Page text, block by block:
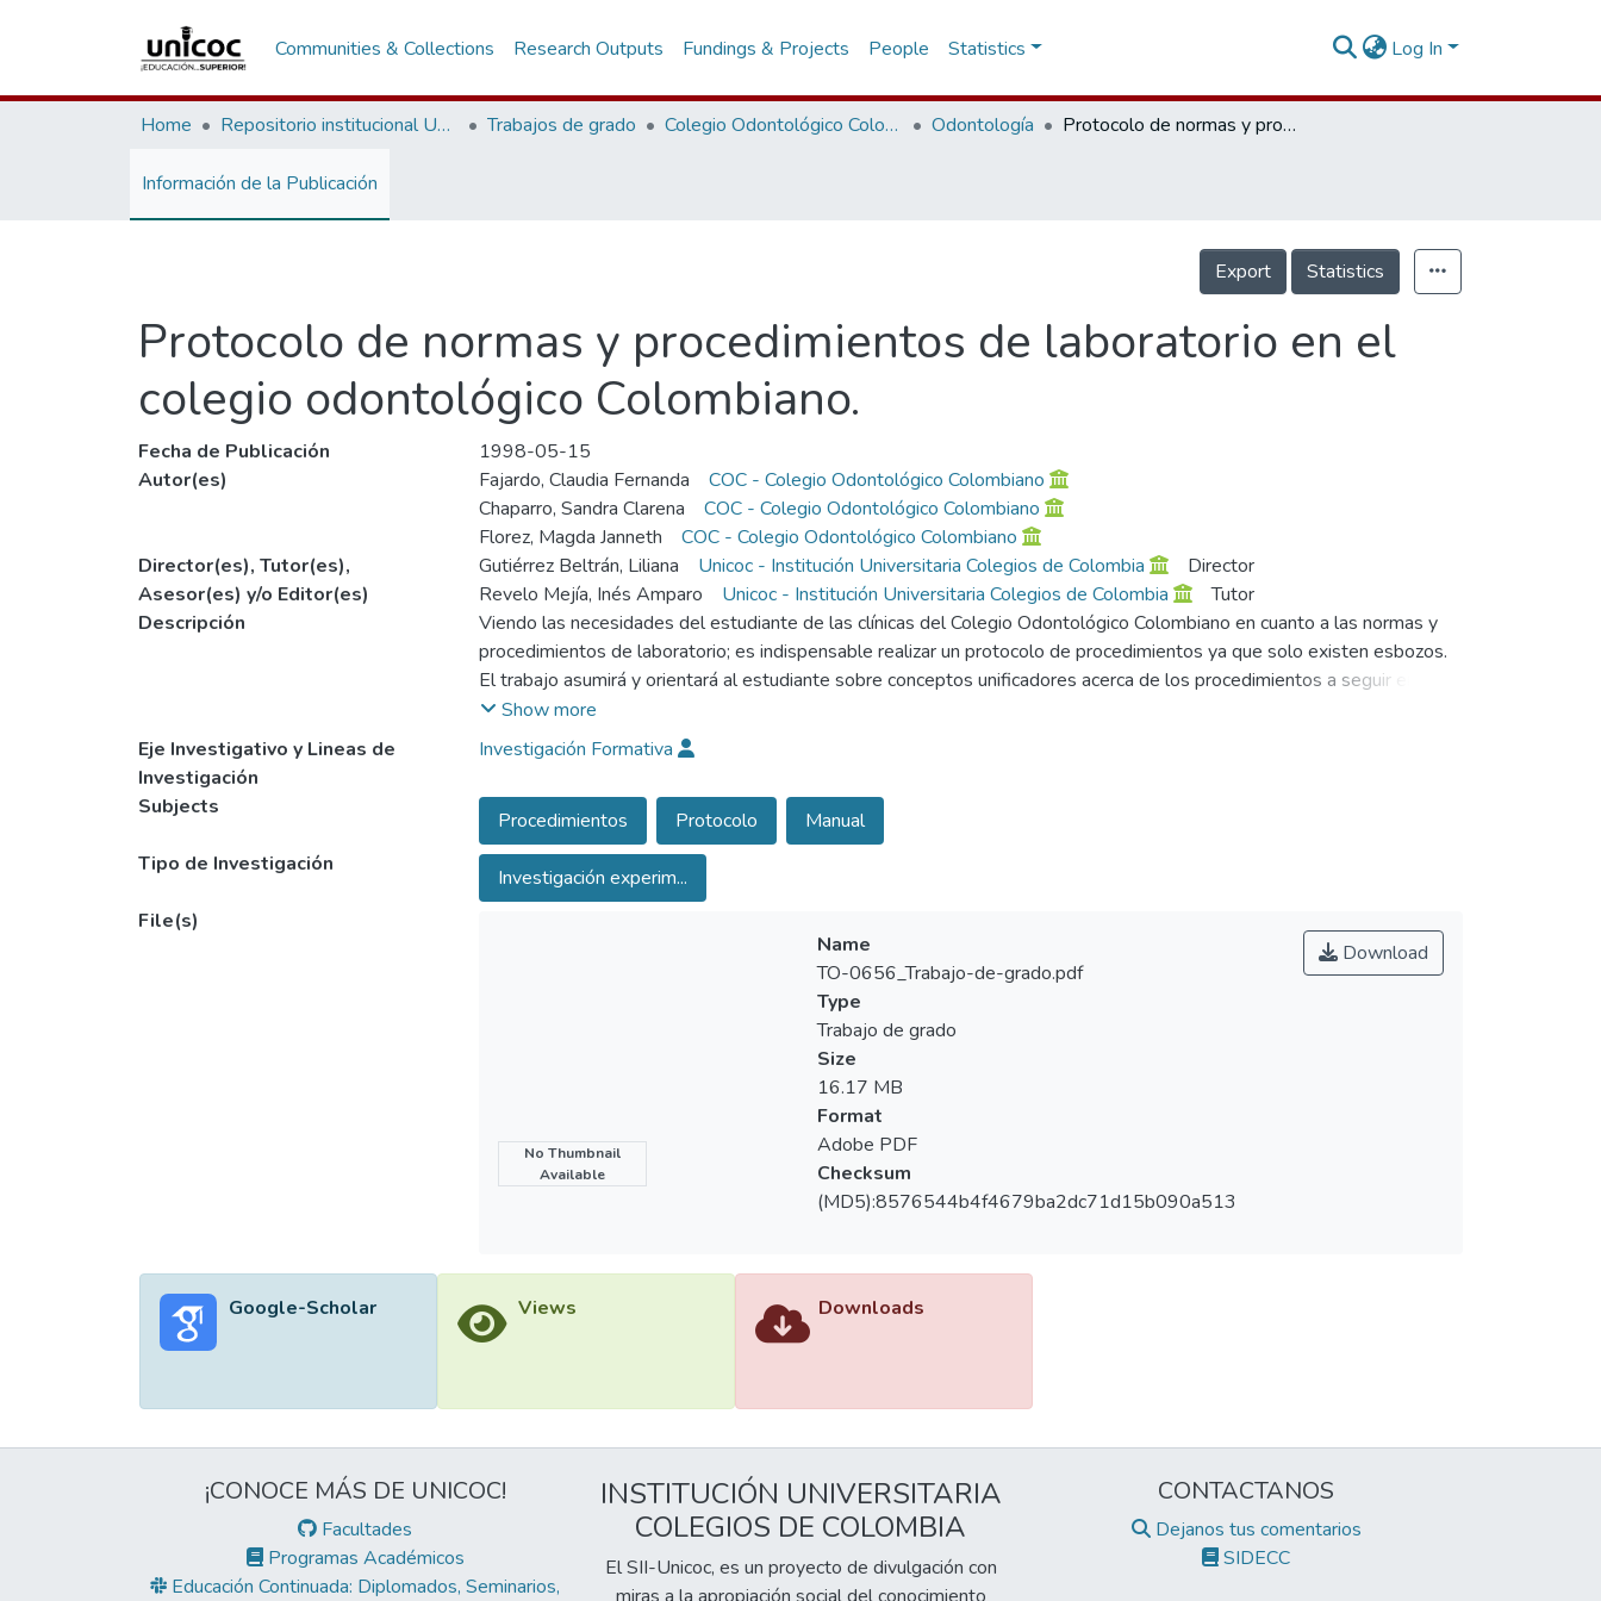
Communities & Collections Research Outputs Fundings & Projects People Statistics Log In
Home Repositorio institucional Unicoc, RI-unicoc Trabajos de grado Colegio Odontológico Colombiano Odontología Protocolo de normas y procedimientos de laboratorio en el colegio odontológico Colombiano.
Información de la Publicación
Export Statistics
Protocolo de normas y procedimientos de laboratorio en el
colegio odontológico Colombiano.
Fecha de Publicación
1998-05-15
Autor(es)
Fajardo, Claudia Fernanda
COC - Colegio Odontológico Colombiano
Chaparro, Sandra Clarena
COC - Colegio Odontológico Colombiano
Florez, Magda Janneth
COC - Colegio Odontológico Colombiano
Director(es), Tutor(es),
Asesor(es) y/o Editor(es)
Gutiérrez Beltrán, Liliana Unicoc - Institución Universitaria Colegios de Colombia
Director
Revelo Mejía, Inés Amparo
Unicoc - Institución Universitaria Colegios de Colombia
Tutor
Descripción
Viendo las necesidades del estudiante de las clínicas del Colegio Odontológico Colombiano en cuanto a las normas y
procedimientos de laboratorio; es indispensable realizar un protocolo de procedimientos ya que solo existen esbozos.
El trabajo asumirá y orientará al estudiante sobre conceptos unificadores acerca de los procedimientos a seguir en los
trabajos de laboratorio y servirá para proporcionar una mejor comunicación docente - alumno, agiliza las actividades
realizadas por los estudiantes. La investigación pretende encaminar, dirigir, guiar al alumno de pregrado por medio de un
manual que instruya e implante un producto para laboratorio en el Colegio Odontológico Colombiano.
Show more
Eje Investigativo y Lineas de
Investigación
Investigación Formativa
Subjects
Procedimientos Protocolo
Manual
Tipo de Investigación
Investigación experim...
File(s)
No Thumbnail
Available
Download
Name
TO-0656_Trabajo-de-grado.pdf
Type
Trabajo de grado
Size
16.17 MB
Format
Adobe PDF
Checksum
(MD5):8576544b4f4679ba2dc71d15b090a513
Google-Scholar Views Downloads
¡CONOCE MÁS DE UNICOC!
Facultades
Programas Académicos
Educación Continuada: Diplomados, Seminarios,
INSTITUCIÓN UNIVERSITARIA
COLEGIOS DE COLOMBIA
El SII-Unicoc, es un proyecto de divulgación con
CONTACTANOS
Dejanos tus comentarios
SIDECC